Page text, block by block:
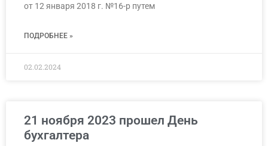
от 12 января 2018 г. №16-р путем
ПОДРОБНЕЕ »
02.02.2024
21 ноября 2023 прошел День
бухгалтера